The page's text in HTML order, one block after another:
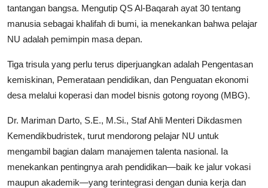
tantangan bangsa. Mengutip QS Al-Baqarah ayat 30 tentang
manusia sebagai khalifah di bumi, ia menekankan bahwa pelajar
NU adalah pemimpin masa depan.
Tiga trisula yang perlu terus diperjuangkan adalah Pengentasan
kemiskinan, Pemerataan pendidikan, dan Penguatan ekonomi
desa melalui koperasi dan model bisnis gotong royong (MBG).
Dr. Mariman Darto, S.E., M.Si., Staf Ahli Menteri Dikdasmen
Kemendikbudristek, turut mendorong pelajar NU untuk
mengambil bagian dalam manajemen talenta nasional. Ia
menekankan pentingnya arah pendidikan—baik ke jalur vokasi
maupun akademik—yang terintegrasi dengan dunia kerja dan